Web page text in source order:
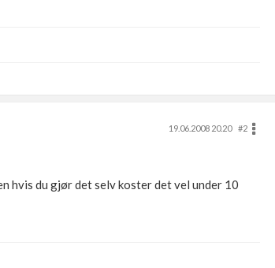
19.06.2008 20.20
#2
hvis du gjør det selv koster det vel under 10